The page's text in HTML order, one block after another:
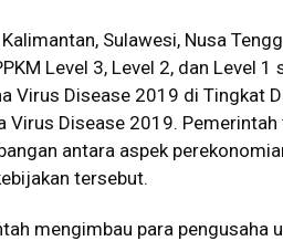
Sulawesi, Nusa
Level 3, Level 2, dan Level
Virus Disease 2019 di Tingkat
Virus Disease 2019.
antara aspek
tersebut.
mengimbau para pengusaha